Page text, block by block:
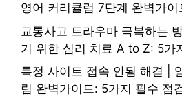
영어 커리큘럼 7단계 완벽가이
교통사고 트라우마 극복하는
기 위한 심리 치료 A to Z: 5가
특정 사이트 접속 안됨 해결 |
림 완벽가이드: 5가지 필수 점